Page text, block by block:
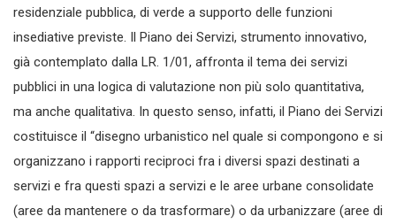
residenziale pubblica, di verde a supporto delle funzioni
insediative previste. Il Piano dei Servizi, strumento innovativo,
già contemplato dalla LR. 1/01, affronta il tema dei servizi
pubblici in una logica di valutazione non più solo quantitativa,
ma anche qualitativa. In questo senso, infatti, il Piano dei Servizi
costituisce il “disegno urbanistico nel quale si compongono e si
organizzano i rapporti reciproci fra i diversi spazi destinati a
servizi e fra questi spazi a servizi e le aree urbane consolidate
(aree da mantenere o da trasformare) o da urbanizzare (aree di